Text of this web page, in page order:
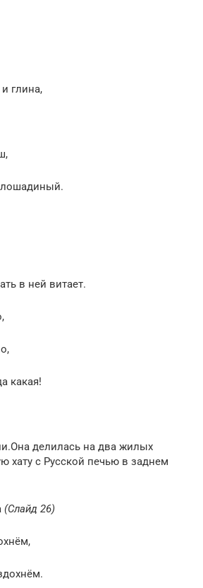
глина,
в ней витает.
какая!
делилась на два жилых
хату с Русской печью в заднем
(Слайд 26)